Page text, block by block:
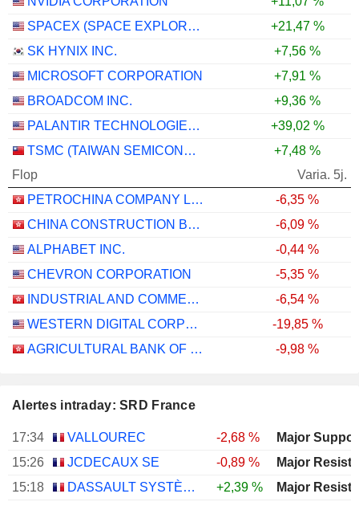
SPACEX (SPACE EXPLORATION TECHNOLOGIES)
+21,47 %
SK HYNIX INC.
+7,56 %
MICROSOFT CORPORATION
+7,91 %
BROADCOM INC.
+9,36 %
PALANTIR TECHNOLOGIES INC.
+39,02 %
TSMC (TAIWAN SEMICONDUCTOR MANUFACTURING COMPANY)
+7,48 %
Flop
Varia. 5j.
PETROCHINA COMPANY LIMITED
-6,35 %
CHINA CONSTRUCTION BANK CORPORATION
-6,09 %
ALPHABET INC.
-0,44 %
CHEVRON CORPORATION
-5,35 %
INDUSTRIAL AND COMMERCIAL BANK OF CHINA LIMITED
-6,54 %
WESTERN DIGITAL CORPORATION
-19,85 %
AGRICULTURAL BANK OF CHINA LIMITED
-9,98 %
Alertes intraday: SRD France
17:34 VALLOUREC
-2,68 %
15:26
JCDECAUX SE
-0,89 %
15:18
DASSAULT SYSTÈMES SE
+2,39 %